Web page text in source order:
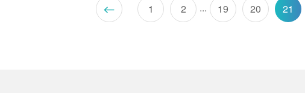
1 2 ... 19 20 21